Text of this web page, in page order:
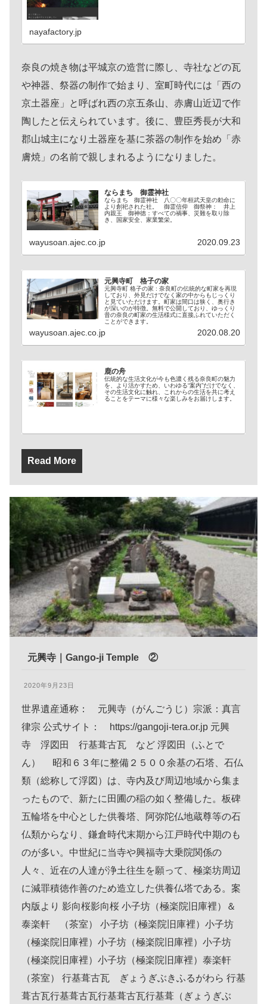
nayafactory.jp
奈良の焼き物は平城京の造営に際し、寺社などの瓦
や神器、祭器の制作で始まり、室町時代には「西の
京土器座」と呼ばれ西の京五条山、赤膚山近辺で作
陶したと伝えられています。後に、豊臣秀長が大和
郡山城主になり土器座を基に茶器の制作を始め「赤
膚焼」の名前で親しまれるようになりました。
ならまち 御霊神社
ならまち 御霊神社 八〇〇年桓武天皇の勅命に
より創祀された社。 御霊信仰 御祭神： 井上
内親王 御神徳：すべての禍事、災難を取り除
き、国家安全、家業繁栄。
wayusoan.ajec.co.jp 2020.09.23
元興寺町 格子の家
元興寺町 格子の家 : 奈良町の伝統的な町家を再現
しており、外見だけでなく家の中からもじっくり
と見ていただけます。町家は間口は狭く、奥行き
が深いのが特徴。無料で公開しており、ゆっくり
昔の奈良の町家の生活様式に直接ふれていただく
ことができます。
wayusoan.ajec.co.jp 2020.08.20
鹿の舟
伝統的な生活文化が今も色濃く残る奈良町の魅力
を、より活かすため、いわゆる“案内”だけでなく、
その生活文化に触れ、これからの生活を共に考え
ることをテーマに様々な楽しみをお届けします。
Read More
元興寺｜Gango-ji Temple ②
2020年9月23日
世界遺産通称： 元興寺（がんごうじ）宗派：真言
律宗 公式サイト： https://gangoji-tera.or.jp 元興
寺 浮図田 行基葺古瓦 など 浮図田（ふとで
ん） 昭和６３年に整備２５００余基の石塔、石仏
類（総称して浮図）は、寺内及び周辺地域から集ま
ったもので、新たに田圃の稲の如く整備した。板碑
五輪塔を中心とした供養塔、阿弥陀仏地蔵尊等の石
仏類からなり、鎌倉時代末期から江戸時代中期のも
のが多い。中世紀に当寺や興福寺大乗院関係の
人々、近在の人達が浄土往生を願って、極楽坊周辺
に減罪積徳作善のため造立した供養仏塔である。案
内版より 影向桜影向桜 小子坊（極楽院旧庫裡）＆
泰楽軒 （茶室） 小子坊（極楽院旧庫裡）小子坊
（極楽院旧庫裡）小子坊（極楽院旧庫裡）小子坊
（極楽院旧庫裡）小子坊（極楽院旧庫裡）泰楽軒
（茶室） 行基葺古瓦 ぎょうぎぶきふるがわら 行基
葺古瓦行基葺古瓦行基葺古瓦行基葺（ぎょうぎぶ